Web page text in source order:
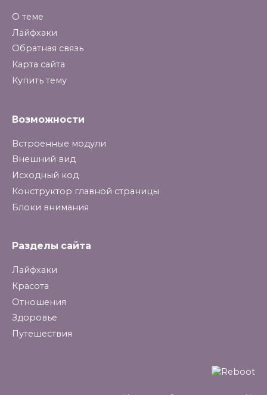
О теме
Лайфхаки
Обратная связь
Карта сайта
Купить тему
Возможности
Встроенные модули
Внешний вид
Исходный код
Конструктор главной страницы
Блоки внимания
Разделы сайта
Лайфхаки
Красота
Отношения
Здоровье
Путешествия